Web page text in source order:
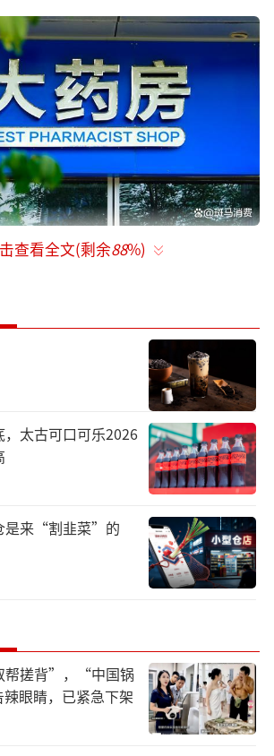
购
山东区域医药零售企业漱玉平
），对医药企业天士力旗下连
购，终于跨出了最为关键的一
间，漱玉平民披露了重大资产购
交易还需有关部门的审核，以
票决，才能最终成行。
标的，为辽宁天士力100%股权
股权，交易对手为天津天士力
杉（持有辽宁天士力10%股
现金。
估报告，辽宁天士力100%股权
元，增值率6809.49%，最终确
亿元；济南平嘉的整体估值为
查看全文(剩余88%)
太古可口可乐2026
是来“割韭菜”的
帮搓背”，“中国锅
眼睛，已紧急下架